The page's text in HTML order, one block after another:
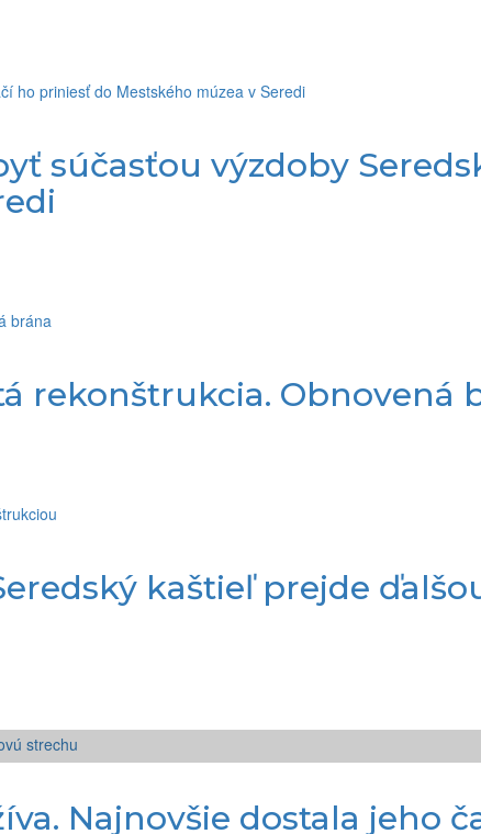
súčasťou výzdoby
rekonštrukcia. Obnovená
kaštieľ prejde
Najnovšie dostala jeho